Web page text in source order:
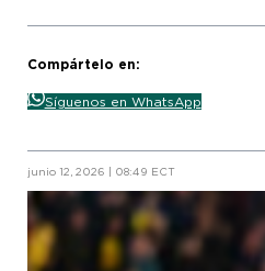
Compártelo en:
Síguenos en WhatsApp
junio 12, 2026 | 08:49 ECT